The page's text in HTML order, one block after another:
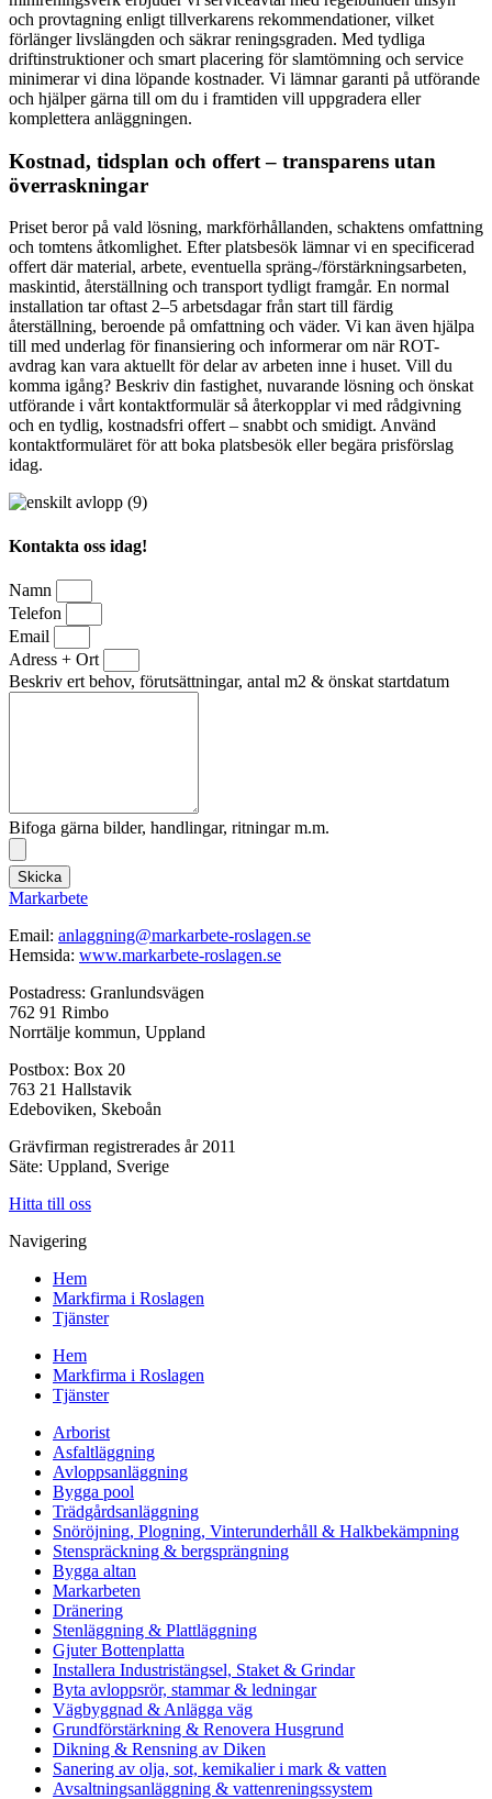
och provtagning enligt tillverkarens rekommendationer, vilket
förlänger livslängden och säkrar reningsgraden. Med tydliga
driftinstruktioner och smart placering för slamtömning och service
minimerar vi dina löpande kostnader. Vi lämnar garanti på utförande
och hjälper gärna till om du i framtiden vill uppgradera eller
komplettera anläggningen.
Kostnad, tidsplan och offert – transparens utan
överraskningar
Priset beror på vald lösning, markförhållanden, schaktens omfattning
och tomtens åtkomlighet. Efter platsbesök lämnar vi en specificerad
offert där material, arbete, eventuella spräng-/förstärkningsarbeten,
maskintid, återställning och transport tydligt framgår. En normal
installation tar oftast 2–5 arbetsdagar från start till färdig
återställning, beroende på omfattning och väder. Vi kan även hjälpa
till med underlag för finansiering och informerar om när ROT-
avdrag kan vara aktuellt för delar av arbeten inne i huset. Vill du
komma igång? Beskriv din fastighet, nuvarande lösning och önskat
utförande i vårt kontaktformulär så återkopplar vi med rådgivning
och en tydlig, kostnadsfri offert – snabbt och smidigt. Använd
kontaktformuläret för att boka platsbesök eller begära prisförslag
idag.
Kontakta oss idag!
Namn
Telefon
Email
Adress + Ort
Beskriv ert behov, förutsättningar, antal m2 & önskat startdatum
Bifoga gärna bilder, handlingar, ritningar m.m.
Skicka
Markarbete
Email: anlaggning@markarbete-roslagen.se
Hemsida: www.markarbete-roslagen.se
Postadress: Granlundsvägen
762 91 Rimbo
Norrtälje kommun, Uppland
Postbox: Box 20
763 21 Hallstavik
Edeboviken, Skeboån
Grävfirman registrerades år 2011
Säte: Uppland, Sverige
Hitta till oss
Navigering
Hem
Markfirma i Roslagen
Tjänster
Hem
Markfirma i Roslagen
Tjänster
Arborist
Asfaltläggning
Avloppsanläggning
Bygga pool
Trädgårdsanläggning
Snöröjning, Plogning, Vinterunderhåll & Halkbekämpning
Stenspräckning & bergsprängning
Bygga altan
Markarbeten
Dränering
Stenläggning & Plattläggning
Gjuter Bottenplatta
Installera Industristängsel, Staket & Grindar
Byta avloppsrör, stammar & ledningar
Vägbyggnad & Anlägga väg
Grundförstärkning & Renovera Husgrund
Dikning & Rensning av Diken
Sanering av olja, sot, kemikalier i mark & vatten
Avsaltningsanläggning & vattenreningssystem